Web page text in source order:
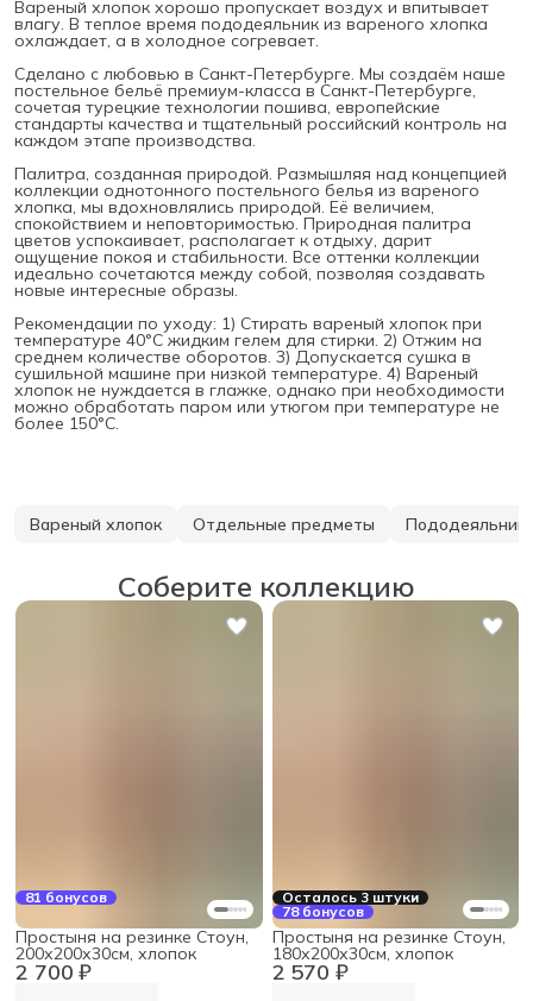
Вареный хлопок хорошо пропускает воздух и впитывает
влагу. В теплое время пододеяльник из вареного хлопка
охлаждает, а в холодное согревает.
Сделано с любовью в Санкт-Петербурге. Мы создаём наше
постельное бельё премиум-класса в Санкт-Петербурге,
сочетая турецкие технологии пошива, европейские
стандарты качества и тщательный российский контроль на
каждом этапе производства.
Палитра, созданная природой. Размышляя над концепцией
коллекции однотонного постельного белья из вареного
хлопка, мы вдохновлялись природой. Её величием,
спокойствием и неповторимостью. Природная палитра
цветов успокаивает, располагает к отдыху, дарит
ощущение покоя и стабильности. Все оттенки коллекции
идеально сочетаются между собой, позволяя создавать
новые интересные образы.
Рекомендации по уходу: 1) Стирать вареный хлопок при
температуре 40°С жидким гелем для стирки. 2) Отжим на
среднем количестве оборотов. 3) Допускается сушка в
сушильной машине при низкой температуре. 4) Вареный
хлопок не нуждается в глажке, однако при необходимости
можно обработать паром или утюгом при температуре не
более 150°С.
Вареный хлопок Отдельные предметы
Соберите коллекцию
81 бонусов
2 700 ₽
Простыня на резинке Стоун,
200х200х30см, хлопок
Осталось 3 штуки
78 бонусов
2 570 ₽
Простыня на резинке Стоун,
180х200х30см, хлопок